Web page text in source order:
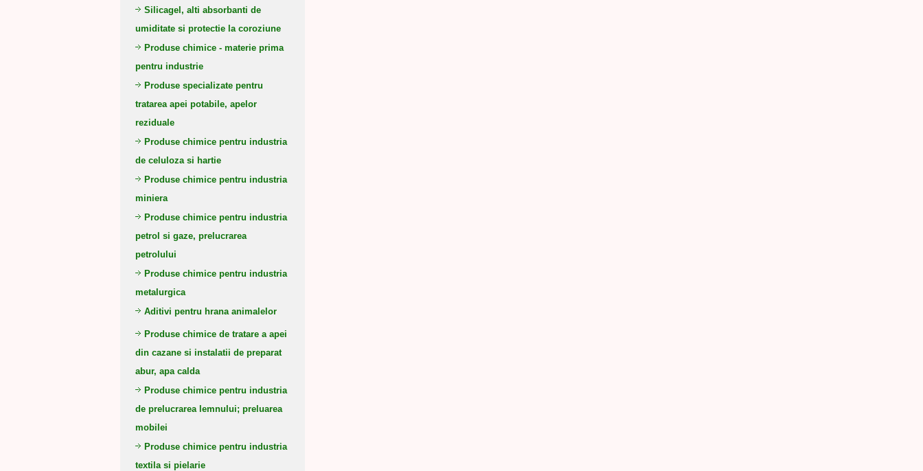
Silicagel, alti absorbanti de
umiditate si protectie la coroziune
Produse chimice - materie prima
pentru industrie
Produse specializate pentru
tratarea apei potabile, apelor
reziduale
Produse chimice pentru industria
de celuloza si hartie
Produse chimice pentru industria
miniera
Produse chimice pentru industria
petrol si gaze, prelucrarea
petrolului
Produse chimice pentru industria
metalurgica
Aditivi pentru hrana animalelor
Produse chimice de tratare a apei
din cazane si instalatii de preparat
abur, apa calda
Produse chimice pentru industria
de prelucrarea lemnului; preluarea
mobilei
Produse chimice pentru industria
textila si pielarie